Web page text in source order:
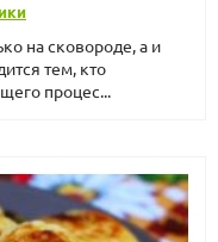
на сковороде, а и
тем, кто
процес...